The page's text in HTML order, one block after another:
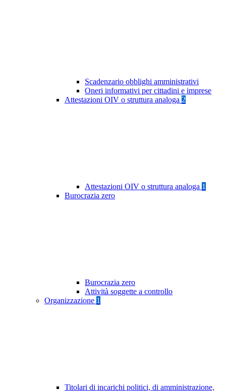
Scadenzario obblighi amministrativi
Oneri informativi per cittadini e imprese
Attestazioni OIV o struttura analoga 2
Attestazioni OIV o struttura analoga 1
Burocrazia zero
Burocrazia zero
Attività soggette a controllo
Organizzazione 1
Titolari di incarichi politici, di amministrazione,